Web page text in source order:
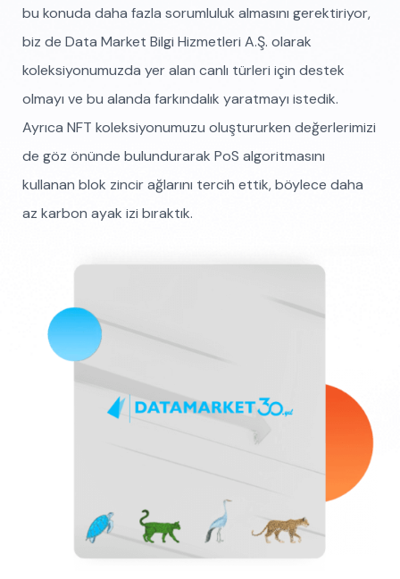
bu konuda daha fazla sorumluluk almasını gerektiriyor,
biz de Data Market Bilgi Hizmetleri A.Ş. olarak
koleksiyonumuzda yer alan canlı türleri için destek
olmayı ve bu alanda farkındalık yaratmayı istedik.
Ayrıca NFT koleksiyonumuzu oluştururken değerlerimizi
de göz önünde bulundurarak PoS algoritmasını
kullanan blok zincir ağlarını tercih ettik, böylece daha
az karbon ayak izi bıraktık.